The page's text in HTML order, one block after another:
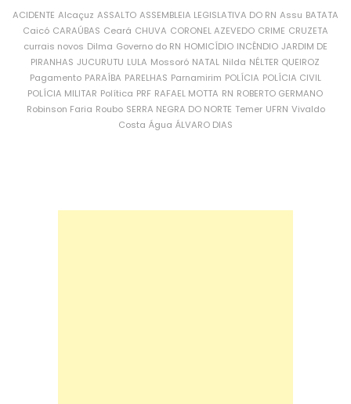
ACIDENTE Alcaçuz ASSALTO ASSEMBLEIA LEGISLATIVA DO RN Assu BATATA
Caicó CARAÚBAS Ceará CHUVA CORONEL AZEVEDO CRIME CRUZETA
currais novos Dilma Governo do RN HOMICÍDIO INCÊNDIO JARDIM DE
PIRANHAS JUCURUTU LULA Mossoró NATAL Nilda NÉLTER QUEIROZ
Pagamento PARAÍBA PARELHAS Parnamirim POLÍCIA POLÍCIA CIVIL
POLÍCIA MILITAR Política PRF RAFAEL MOTTA RN ROBERTO GERMANO
Robinson Faria Roubo SERRA NEGRA DO NORTE Temer UFRN Vivaldo
Costa Água ÁLVARO DIAS